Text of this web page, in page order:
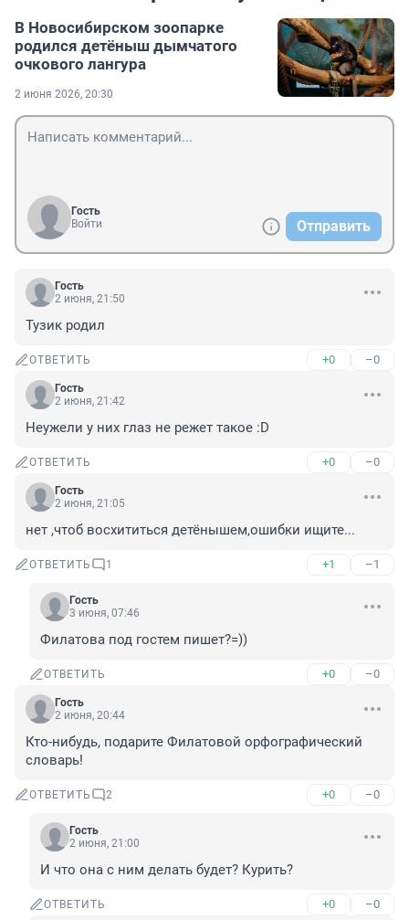
В Новосибирском зоопарке
родился детёныш дымчатого
очкового лангура
2 июня 2026, 20:30
Гость
Войти
Отправить
Гость
2 июня, 21:50
Тузик родил
ОТВЕТИТЬ +0 –0
Гость
2 июня, 21:42
Неужели у них глаз не режет такое :D
ОТВЕТИТЬ +0 –0
Гость
2 июня, 21:05
нет ,чтоб восхититься детёнышем,ошибки ищите...
ОТВЕТИТЬ 1 +1 –1
Гость
3 июня, 07:46
Филатова под гостем пишет?=))
ОТВЕТИТЬ +0 –0
Гость
2 июня, 20:44
Кто-нибудь, подарите Филатовой орфографический
словарь!
ОТВЕТИТЬ 2 +0 –0
Гость
2 июня, 21:00
И что она с ним делать будет? Курить?
ОТВЕТИТЬ +0 –0